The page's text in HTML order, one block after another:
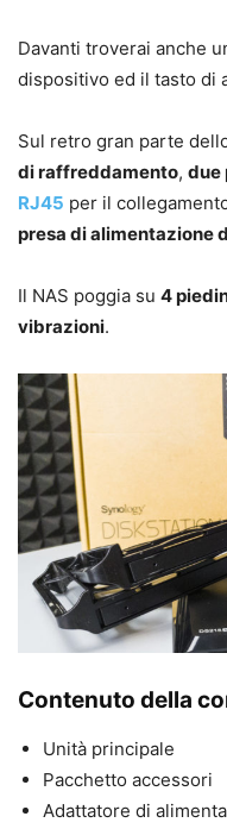
Davanti troverai anche
dispositivo ed il tasto di
Sul retro gran parte
di raffreddamento, due
RJ45 per il
presa di alimentazione
Il NAS poggia su 4
vibrazioni.
Contenuto della
Unità principale
Pacchetto accessori
Adattatore di